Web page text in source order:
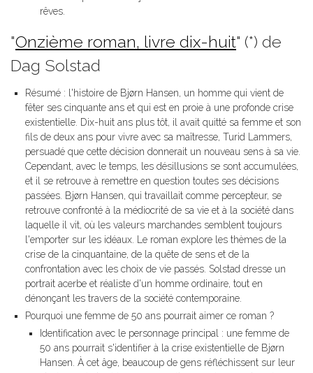
rêves.
"Onzième roman, livre dix-huit" (*) de
Dag Solstad
Résumé : l'histoire de Bjørn Hansen, un homme qui vient de
fêter ses cinquante ans et qui est en proie à une profonde crise
existentielle. Dix-huit ans plus tôt, il avait quitté sa femme et son
fils de deux ans pour vivre avec sa maîtresse, Turid Lammers,
persuadé que cette décision donnerait un nouveau sens à sa vie.
Cependant, avec le temps, les désillusions se sont accumulées,
et il se retrouve à remettre en question toutes ses décisions
passées. Bjørn Hansen, qui travaillait comme percepteur, se
retrouve confronté à la médiocrité de sa vie et à la société dans
laquelle il vit, où les valeurs marchandes semblent toujours
l'emporter sur les idéaux. Le roman explore les thèmes de la
crise de la cinquantaine, de la quête de sens et de la
confrontation avec les choix de vie passés. Solstad dresse un
portrait acerbe et réaliste d'un homme ordinaire, tout en
dénonçant les travers de la société contemporaine.
Pourquoi une femme de 50 ans pourrait aimer ce roman ?
Identification avec le personnage principal : une femme de
50 ans pourrait s'identifier à la crise existentielle de Bjørn
Hansen. À cet âge, beaucoup de gens réfléchissent sur leur